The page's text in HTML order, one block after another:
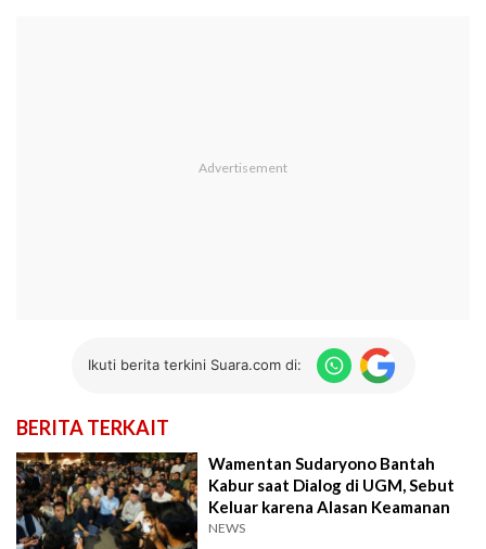
Ikuti berita terkini Suara.com di:
BERITA TERKAIT
Wamentan Sudaryono Bantah
Kabur saat Dialog di UGM, Sebut
Keluar karena Alasan Keamanan
NEWS